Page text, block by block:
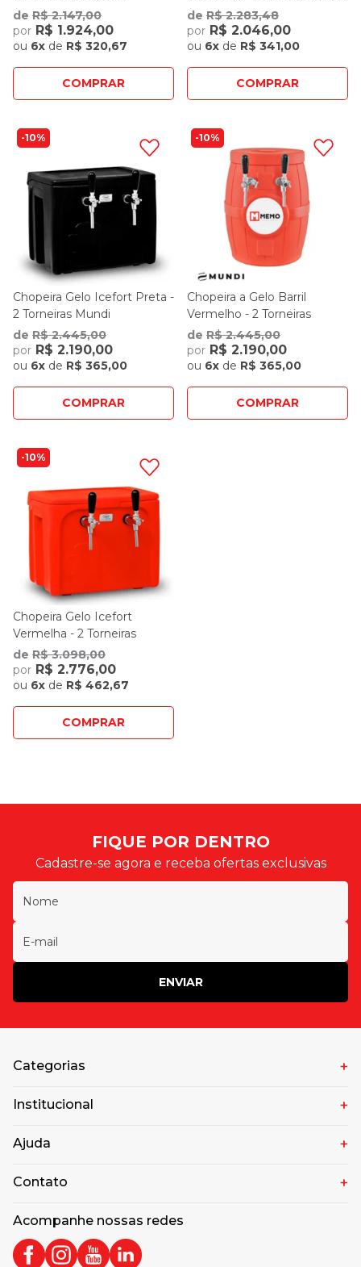
de R$ 2.147,00
por R$ 1.924,00
ou 6x de R$ 320,67
COMPRAR
Celli
de R$ 2.283,48
por R$ 2.046,00
ou 6x de R$ 341,00
COMPRAR
10%
Chopeira Gelo Icefort Preta -
2 Torneiras Mundi
de R$ 2.445,00
por R$ 2.190,00
ou 6x de R$ 365,00
COMPRAR
10%
Chopeira a Gelo Barril
Vermelho - 2 Torneiras
Mundi
de R$ 2.445,00
por R$ 2.190,00
ou 6x de R$ 365,00
COMPRAR
10%
Chopeira Gelo Icefort
Vermelha - 2 Torneiras
Italianas (Celli)
de R$ 3.098,00
por R$ 2.776,00
ou 6x de R$ 462,67
COMPRAR
FIQUE POR DENTRO
Cadastre-se agora e receba ofertas exclusivas
ENVIAR
Categorias
Institucional
Ajuda
Contato
Acompanhe nossas redes